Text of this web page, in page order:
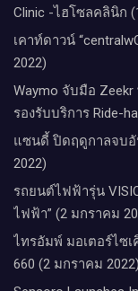
Clinic -ไฮโซลคลินิก
เคาท์ดาวน์​
2022)
Waymo จับมือ
รองรับบริการ Ride-
แซนดี้ ปิดฤดูกาลจบอั
2022)
รถยนต์ไฟฟ้ารุ่น
ไฟฟ้า” (2 มกราคม
ไทรอัมพ์ มอเตอร์ไซ
660 (2 มกราคม 2022)